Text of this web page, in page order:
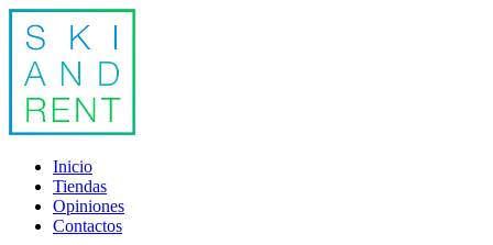
Inicio
Tiendas
Opiniones
Contactos